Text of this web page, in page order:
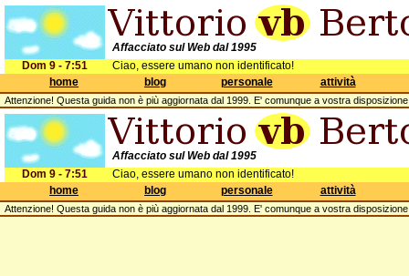
Affacciato sul Web dal 1995
Dom 9 - 7:51
Ciao, essere umano non identificato!
home
blog personale attività
Attenzione! Questa guida non è più aggiornata dal 1999. E' comunque a vostra